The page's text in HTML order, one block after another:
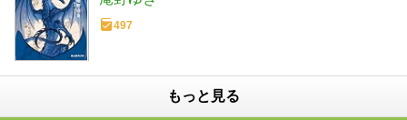
497
もっと見る